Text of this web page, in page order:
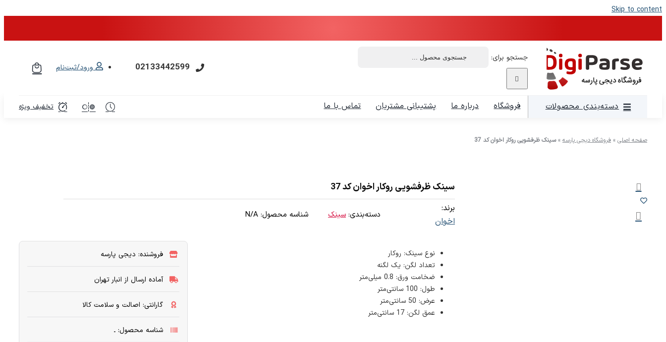
Skip to content
جستجو برای:
02133442599 ورود/ثبت‌نام
دسته‌بندی محصولات فروشگاه درباره ما پشتیبانی مشتریان تماس با ما تخفیف ویژه
صفحه اصلی » فروشگاه دیجی پارسه »سینک ظرفشویی روکار اخوان کد 37
سینک ظرفشویی روکار اخوان کد 37
برند:
اخوان
دسته‌بندی: سینک شناسه محصول: N/A
نوع سینک: روکار
تعداد لگن: يک لگنه
ضخامت ورق: 0.8 میلی‌متر
طول: 100 سانتی‌متر
عرض: 50 سانتی‌متر
عمق لگن: 17 سانتی‌متر
فروشنده: دیجی پارسه
آماده ارسال از انبار تهران
گارانتی: اصالت و سلامت کالا
شناسه محصول: ـ